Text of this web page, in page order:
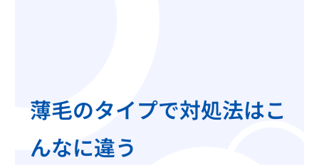
薄毛のタイプで対処法はこ
んなに違う